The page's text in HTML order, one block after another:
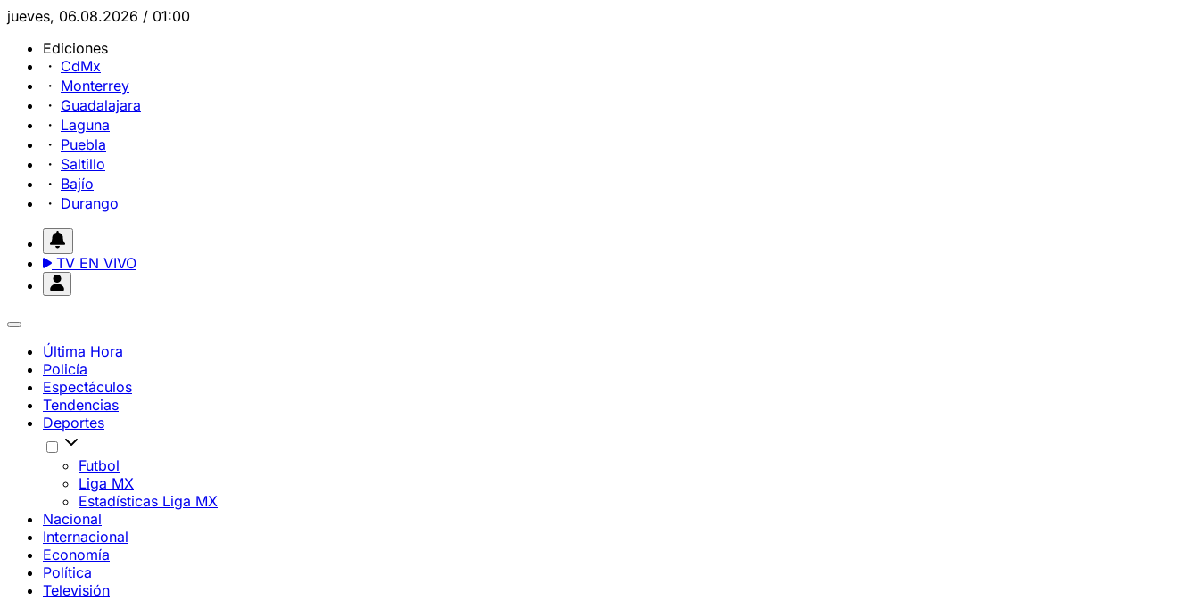
jueves, 06.08.2026 / 01:00
Ediciones
CdMx
Monterrey
Guadalajara
Laguna
Puebla
Saltillo
Bajío
Durango
TV EN VIVO
Última Hora
Policía
Espectáculos
Tendencias
Deportes
Futbol
Liga MX
Estadísticas Liga MX
Nacional
Internacional
Economía
Política
Televisión